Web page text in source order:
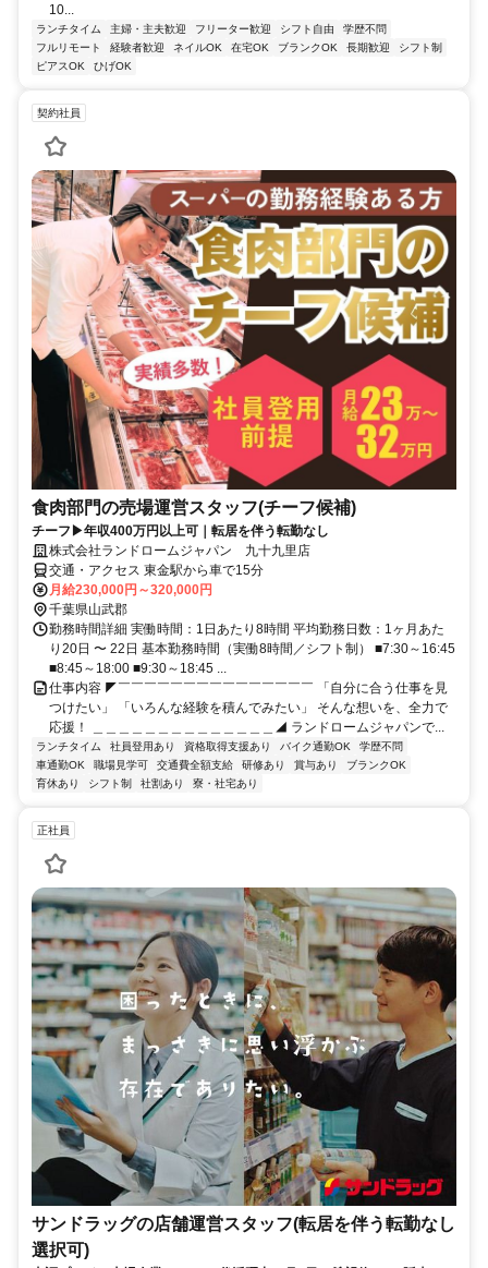
10...
ランチタイム 主婦・主夫歓迎 フリーター歓迎 シフト自由
学歴不問
フルリモート
経験者歓迎 ネイルOK 在宅OK ブランクOK 長期歓迎
シフト制
ピアスOK
ひげOK
契約社員
食肉部門の売場運営スタッフ(チーフ候補)
チーフ▶年収400万円以上可｜転居を伴う転勤なし
株式会社ランドロームジャパン 九十九里店
交通・アクセス 東金駅から車で15分
月給230,000円～320,000円
千葉県山武郡
勤務時間詳細 実働時間：1日あたり8時間 平均勤務日数：1ヶ月あた
り20日 〜 22日 基本勤務時間（実働8時間／シフト制） ■7:30～16:45
■8:45～18:00 ■9:30～18:45 ...
仕事内容 ◤￣￣￣￣￣￣￣￣￣￣￣￣￣￣￣ 「自分に合う仕事を見
つけたい」 「いろんな経験を積んでみたい」 そんな想いを、全力で
応援！ ＿＿＿＿＿＿＿＿＿＿＿＿＿＿◢ ランドロームジャパンで...
ランチタイム 社員登用あり 資格取得支援あり バイク通勤OK
学歴不問
車通勤OK
職場見学可 交通費全額支給 研修あり 賞与あり
ブランクOK
育休あり
シフト制 社割あり 寮・社宅あり
正社員
サンドラッグの店舗運営スタッフ(転居を伴う転勤なし
選択可)